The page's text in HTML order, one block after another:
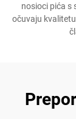
nosioci pića s
očuvaju